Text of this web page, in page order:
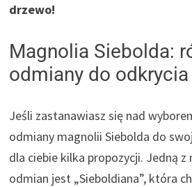
drzewo!
Magnolia Siebolda:
odmiany do odkrycia
Jeśli zastanawiasz się nad
odmiany magnolii Siebolda do
dla ciebie kilka propozycji. Jedną z
odmian jest „Sieboldiana”, która